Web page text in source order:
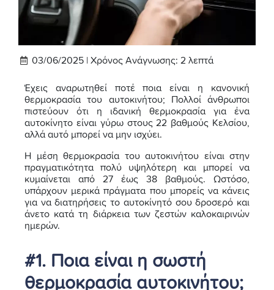
03/06/2025 | Χρόνος Ανάγνωσης: 2 λεπτά
Έχεις αναρωτηθεί ποτέ ποια είναι η κανονική
θερμοκρασία του αυτοκινήτου; Πολλοί άνθρωποι
πιστεύουν ότι η ιδανική θερμοκρασία για ένα
αυτοκίνητο είναι γύρω στους 22 βαθμούς Κελσίου,
αλλά αυτό μπορεί να μην ισχύει.
Η μέση θερμοκρασία του αυτοκινήτου είναι στην
πραγματικότητα πολύ υψηλότερη και μπορεί να
κυμαίνεται από 27 έως 38 βαθμούς. Ωστόσο,
υπάρχουν μερικά πράγματα που μπορείς να κάνεις
για να διατηρήσεις το αυτοκίνητό σου δροσερό και
άνετο κατά τη διάρκεια των ζεστών καλοκαιρινών
ημερών.
#1. Ποια είναι η σωστή
θερμοκρασία αυτοκινήτου;